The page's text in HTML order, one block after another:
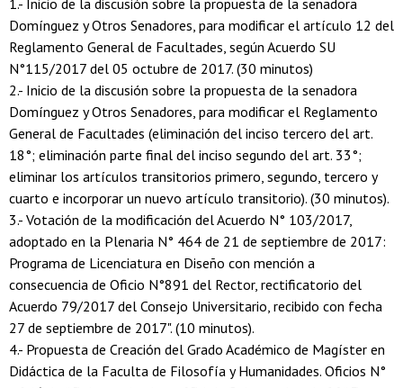
1.- Inicio de la discusión sobre la propuesta de la senadora
Domínguez y Otros Senadores, para modificar el artículo 12 del
Reglamento General de Facultades, según Acuerdo SU
N°115/2017 del 05 octubre de 2017. (30 minutos)
2.- Inicio de la discusión sobre la propuesta de la senadora
Domínguez y Otros Senadores, para modificar el Reglamento
General de Facultades (eliminación del inciso tercero del art.
18°; eliminación parte final del inciso segundo del art. 33°;
eliminar los artículos transitorios primero, segundo, tercero y
cuarto e incorporar un nuevo artículo transitorio). (30 minutos).
3.- Votación de la modificación del Acuerdo N° 103/2017,
adoptado en la Plenaria N° 464 de 21 de septiembre de 2017:
Programa de Licenciatura en Diseño con mención a
consecuencia de Oficio N°891 del Rector, rectificatorio del
Acuerdo 79/2017 del Consejo Universitario, recibido con fecha
27 de septiembre de 2017". (10 minutos).
4.- Propuesta de Creación del Grado Académico de Magíster en
Didáctica de la Faculta de Filosofía y Humanidades. Oficios N°